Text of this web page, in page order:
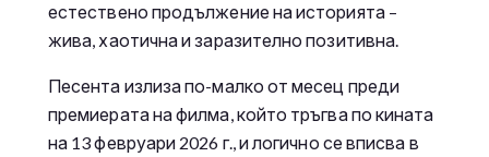
естествено продължение на историята –
жива, хаотична и заразително позитивна.
Песента излиза по-малко от месец преди
премиерата на филма, който тръгва по кината
на 13 февруари 2026 г., и логично се вписва в